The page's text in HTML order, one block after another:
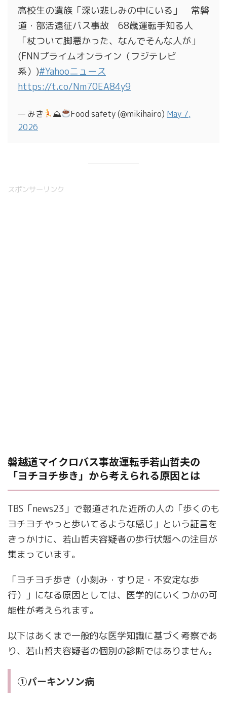
高校生の遺族「深い悲しみの中にいる」 常磐
道・部活遠征バス事故 68歳運転手知る人
「杖ついて脚悪かった、なんでそんな人が」
(FNNプライムオンライン（フジテレビ
系）)#Yahooニュース
https://t.co/Nm70EA84y9
— みき ⛰ Food safety (@mikihairo) May 7,
2026
スポンサーリンク
磐越道マイクロバス事故運転手若山哲夫の
「ヨチヨチ歩き」から考えられる原因とは
TBS「news23」で報道された近所の人の「歩くのも
ヨチヨチやっと歩いてるような感じ」という証言を
きっかけに、若山哲夫容疑者の歩行状態への注目が
集まっています。
「ヨチヨチ歩き（小刻み・すり足・不安定な歩
行）」になる原因としては、医学的にいくつかの可
能性が考えられます。
以下はあくまで一般的な医学知識に基づく考察であ
り、若山哲夫容疑者の個別の診断ではありません。
①パーキンソン病